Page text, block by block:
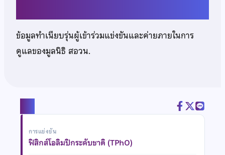
ข้อมูลทำเนียบรุ่นผู้เข้าร่วมแข่งขันและค่ายภายในการ
ดูแลของมูลนิธิ สอวน.
การแข่งขัน
ฟิสิกส์โอลิมปิกระดับชาติ (TPhO)